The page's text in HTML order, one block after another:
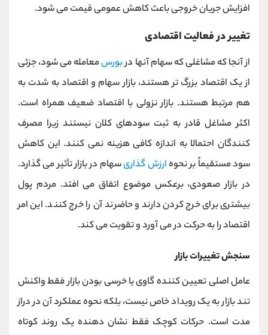
افزایش جریان خروجی باعث کاهش عمومی قیمت می شود.
تغییر در فعالیت اقتصادی
از آنجا که مشاغلی که سهام آنها دربورسمعامله می شود، جزئی
از یک اقتصاد بزرگ تر هستند، بازار سهام و اقتصاد به شدت به
هم مرتبط هستند. بازار نزولی با اقتصاد ضعیف همراه است.
اکثر مشاغل قادر به ثبت سودهای کلان نیستند زیرا مصرف
کنندگان احتمالا به اندازه کافی هزینه نمی کنند. این کاهش
سود مستقیماً بر نحوهارزش گذاریسهام در بازار تأثیر می گذارد.
در بازار صعودی، برعکس موضوع اتفاق می افتد. مردم پول
بیشتری برای خرج کردن دارند و حاضرند آن را خرج کنند. این امر
اقتصاد را به حرکت در می آورد و تقویت می کند.
سنجش تغییرات بازار
عامل اصلی تعیین کننده گاوی یا خرسی بودن بازار فقط واکنش
تند بازار به یک رویداد خاص نیست، بلکه نحوه عملکرد آن در دراز
مدت است. حرکات کوچک فقط نشان دهنده یک روند کوتاه